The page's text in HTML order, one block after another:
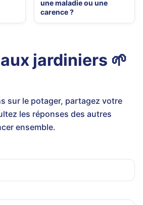
une maladie ou une
carence ?
jardiniers 🌱
sur le potager, partagez votre
les réponses des autres
ensemble.